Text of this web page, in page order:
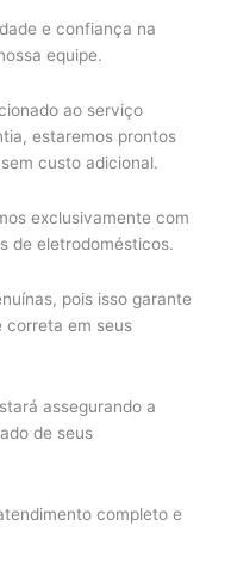
e confiança na
equipe.
ao serviço
estaremos prontos
custo adicional.
exclusivamente com
de eletrodomésticos.
pois isso garante
correta em seus
assegurando a
de seus
completo e